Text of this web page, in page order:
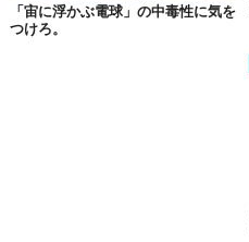
「宙に浮かぶ電球」の中毒性に気を
つけろ。